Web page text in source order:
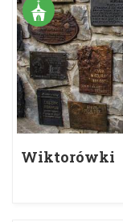
Wiktorówki